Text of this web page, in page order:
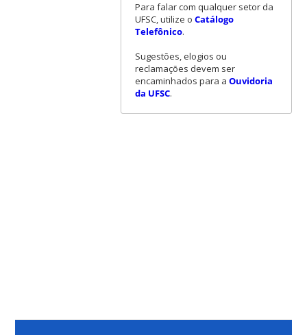
Para falar com qualquer setor da
UFSC, utilize o Catálogo
Telefônico.
Sugestões, elogios ou
reclamações devem ser
encaminhados para a Ouvidoria
da UFSC.